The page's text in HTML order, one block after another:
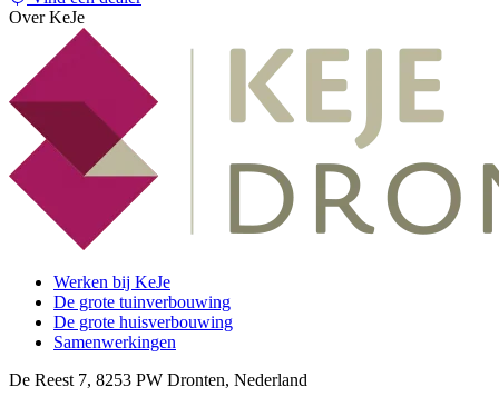
Over KeJe
Werken bij KeJe
De grote tuinverbouwing
De grote huisverbouwing
Samenwerkingen
De Reest 7, 8253 PW Dronten, Nederland